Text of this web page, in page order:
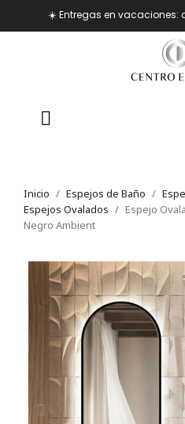
☀️ Entregas en vacaciones:
Inicio Espejos de Baño
Espejos Ovalados
Espejo
Negro Ambient